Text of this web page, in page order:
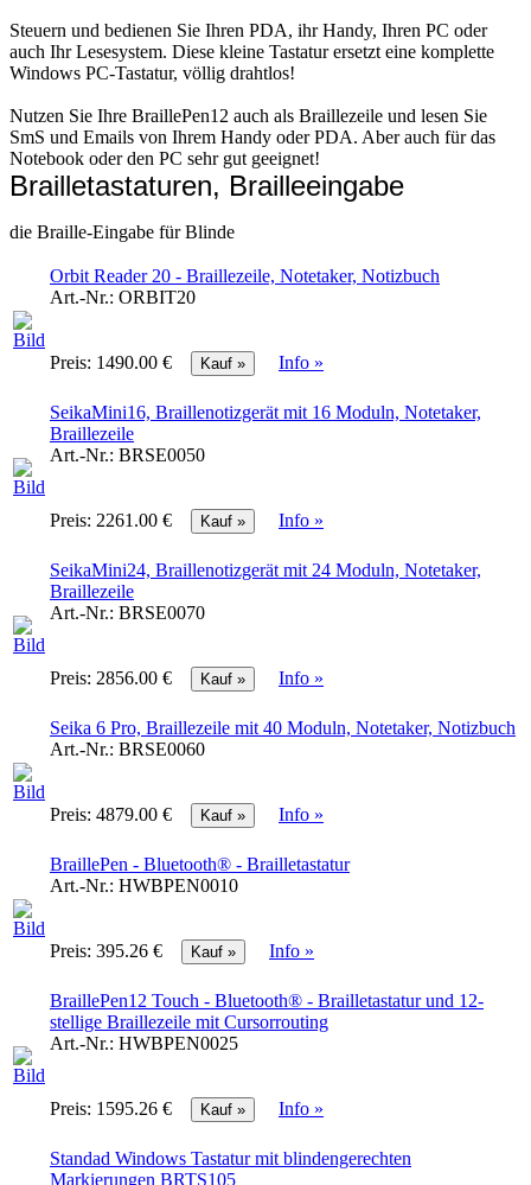
Steuern und bedienen Sie Ihren PDA, ihr Handy, Ihren PC oder
auch Ihr Lesesystem. Diese kleine Tastatur ersetzt eine komplette
Windows PC-Tastatur, völlig drahtlos!
Nutzen Sie Ihre BraillePen12 auch als Braillezeile und lesen Sie
SmS und Emails von Ihrem Handy oder PDA. Aber auch für das
Notebook oder den PC sehr gut geeignet!
Brailletastaturen, Brailleeingabe
die Braille-Eingabe für Blinde
Orbit Reader 20 - Braillezeile, Notetaker, Notizbuch
Art.-Nr.: ORBIT20
Preis: 1490.00 € Info »
SeikaMini16, Braillenotizgerät mit 16 Moduln, Notetaker,
Braillezeile
Art.-Nr.: BRSE0050
Preis: 2261.00 € Info »
SeikaMini24, Braillenotizgerät mit 24 Moduln, Notetaker,
Braillezeile
Art.-Nr.: BRSE0070
Preis: 2856.00 € Info »
Seika 6 Pro, Braillezeile mit 40 Moduln, Notetaker, Notizbuch
Art.-Nr.: BRSE0060
Preis: 4879.00 € Info »
BraillePen - Bluetooth® - Brailletastatur
Art.-Nr.: HWBPEN0010
Preis: 395.26 € Info »
BraillePen12 Touch - Bluetooth® - Brailletastatur und 12-
stellige Braillezeile mit Cursorrouting
Art.-Nr.: HWBPEN0025
Preis: 1595.26 € Info »
Standad Windows Tastatur mit blindengerechten
Markierungen BRTS105